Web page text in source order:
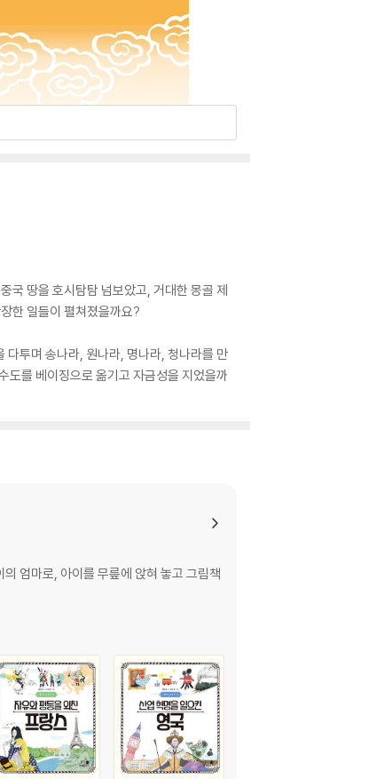
국 땅을 호시탐탐 넘보았고, 거대한 몽골 제
한 일들이 펼쳐졌을까요?
다투며 송나라, 원나라, 명나라, 청나라를 만
도를 베이징으로 옮기고 자금성을 지었을까
엄마로, 아이를 무릎에 앉혀 놓고 그림책